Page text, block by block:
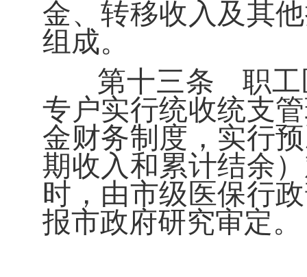
金、转移收入及其
组成。
第十三条
职
专户实行统收统支
金财务制度，实行
期收入和累计结余
时，由市级医保行
报市政府研究审定。